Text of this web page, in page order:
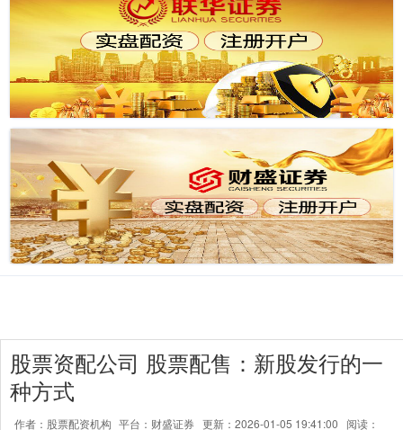
股票资配公司 股票配售：新股发行的一
种方式
作者：股票配资机构 平台：财盛证券 更新：2026-01-05 19:41:00 阅读：